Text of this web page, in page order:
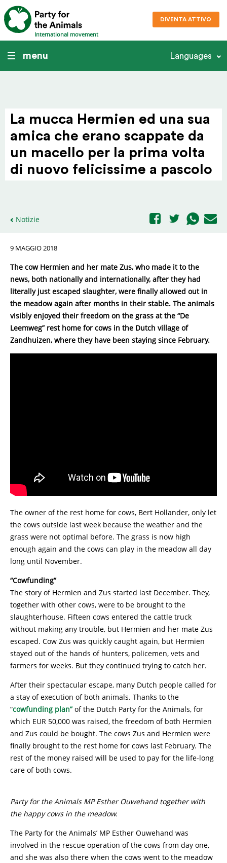
International movement
DIVENTA ATTIVO
menu Languages
La mucca Hermien ed una sua
amica che erano scappate da
un macello per la prima volta
di nuovo feli­cissime a pascolo
Notizie
9 MAGGIO 2018
The cow Hermien and her mate Zus, who made it to the
news, both nationally and internationally, after they had
literally just escaped slaughter, were finally allowed out in
the meadow again after months in their stable. The animals
visibly enjoyed their freedom on the grass at the “De
Leemweg” rest home for cows in the Dutch village of
Zandhuizen, where they have been staying since February.
The owner of the rest home for cows, Bert Hollander, only let
the cows outside last week because the weather and the
grass were not optimal before. The grass is now high
enough again and the cows can play in the meadow all day
long until November.
“Cowfunding”
The story of Hermien and Zus started last December. They,
together with other cows, were to be brought to the
slaughterhouse. Fifteen cows entered the cattle truck
without making any trouble, but Hermien and her mate Zus
escaped. Cow Zus was quickly caught again, but Hermien
stayed out of the hands of hunters, policemen, vets and
farmers for weeks. But they continued trying to catch her.
After their spectacular escape, many Dutch people called for
a stay of execution of both animals. Thanks to the
“cowfunding plan”of the Dutch Party for the Animals, for
which EUR 50,000 was raised, the freedom of both Hermien
and Zus could be bought. The cows Zus and Hermien were
finally brought to the rest home for cows last February. The
rest of the money raised will be used to pay for the life-long
care of both cows.
Party for the Animals MP Esther Ouwehand together with
the happy cows in the meadow.
The Party for the Animals’ MP Esther Ouwehand was
involved in the rescue operation of the cows from day one,
and she was also there when the cows went to the meadow